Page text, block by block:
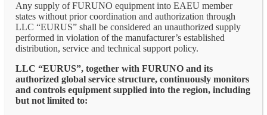
Any supply of FURUNO equipment into EAEU member
states without prior coordination and authorization through
LLC “EURUS” shall be considered an unauthorized supply
performed in violation of the manufacturer’s established
distribution, service and technical support policy.
LLC “EURUS”, together with FURUNO and its
authorized global service structure, continuously monitors
and controls equipment supplied into the region, including
but not limited to: